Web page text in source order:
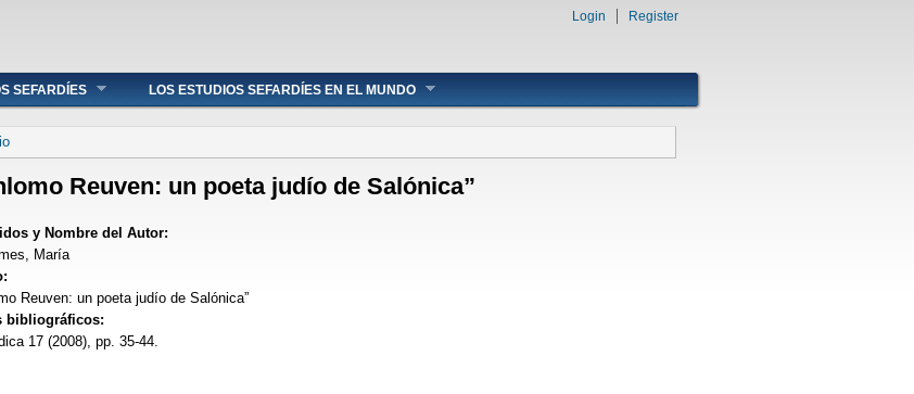
Login Register
SEFARDÍES LOS ESTUDIOS SEFARDÍES EN EL MUNDO
encuentra usted aquí
Reuven: un poeta judío de Salónica”
y Nombre del Autor:
María
Reuven: un poeta judío de Salónica”
bibliográficos:
17 (2008), pp. 35-44.